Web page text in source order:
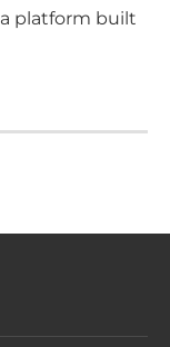
platform built